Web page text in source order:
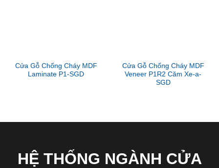
Cửa Gỗ Chống Cháy MDF
Laminate P1-SGD
Cửa Gỗ Chống Cháy MDF
Veneer P1R2 Căm Xe-a-
SGD
HỆ THỐNG NGÀNH CỬA